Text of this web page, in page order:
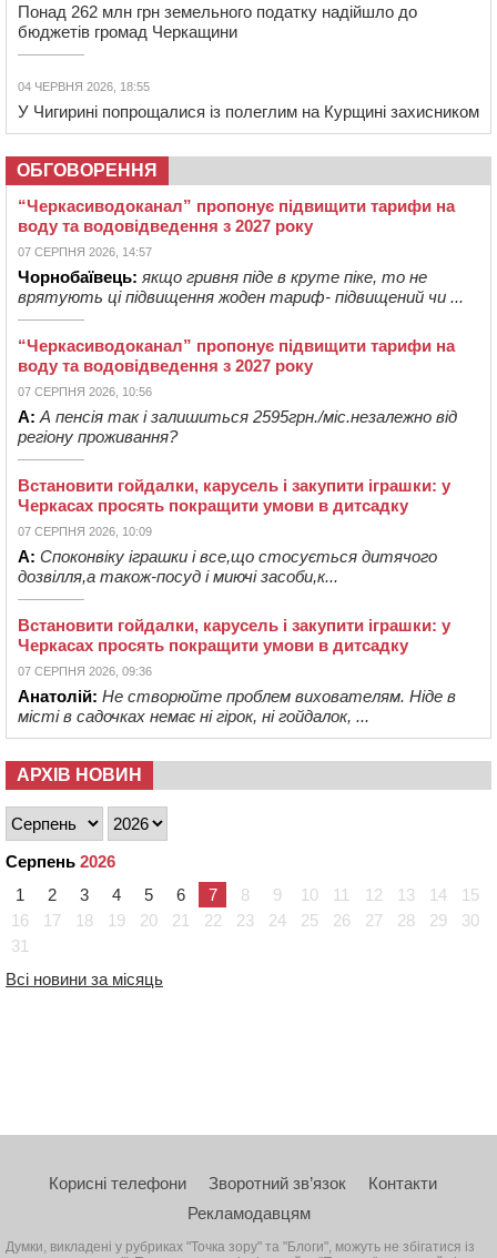
Понад 262 млн грн земельного податку надійшло до
бюджетів громад Черкащини
04 ЧЕРВНЯ 2026, 18:55
У Чигирині попрощалися із полеглим на Курщині захисником
ОБГОВОРЕННЯ
“Черкасиводоканал” пропонує підвищити тарифи на
воду та водовідведення з 2027 року
07 СЕРПНЯ 2026, 14:57
Чорнобаївець: якщо гривня піде в круте піке, то не
врятують ці підвищення жоден тариф- підвищений чи ...
“Черкасиводоканал” пропонує підвищити тарифи на
воду та водовідведення з 2027 року
07 СЕРПНЯ 2026, 10:56
А: А пенсія так і залишиться 2595грн./міс.незалежно від
регіону проживання?
Встановити гойдалки, карусель і закупити іграшки: у
Черкасах просять покращити умови в дитсадку
07 СЕРПНЯ 2026, 10:09
А: Споконвіку іграшки і все,що стосується дитячого
дозвілля,а також-посуд і миючі засоби,к...
Встановити гойдалки, карусель і закупити іграшки: у
Черкасах просять покращити умови в дитсадку
07 СЕРПНЯ 2026, 09:36
Анатолій: Не створюйте проблем вихователям. Ніде в
місті в садочках немає ні гірок, ні гойдалок, ...
АРХІВ НОВИН
Серпень 2026
1
2 3 4 5 6 7 8 9 10 11 12 13 14
15
16
17 18 19 20 21 22 23 24 25 26 27 28 29
30
31
Всі новини за місяць
Корисні телефони Зворотний зв’язок
Контакти
Рекламодавцям
Думки, викладені у рубриках "Точка зору" та "Блоги", можуть не збігатися із